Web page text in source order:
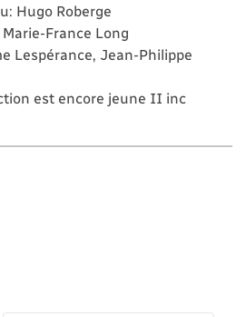
Hugo Roberge
France Long
Lespérance, Jean-Philippe
est encore jeune II inc